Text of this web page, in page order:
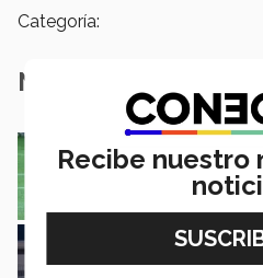
Categoría:
Notas Relacionadas
México va por pase
flag football en
José Longino Torres
Borregos CCM van
mayor de
Recibe